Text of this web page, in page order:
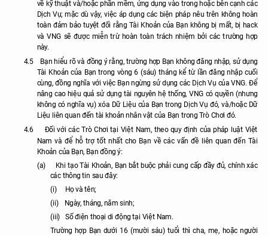
về kỹ thuật và/hoặc phần mềm, ứng dụng vào trong hoặc bên cạnh các
Dịch Vụ; mặc dù vậy, việc áp dụng các biện pháp nêu trên không hoàn
toàn đảm bảo tuyệt đối rằng Tài Khoản của Bạn không bị mất, bị hack
và VNG sẽ được miễn trừ hoàn toàn trách nhiệm bởi các trường hợp
này.
4.5
Bạn hiểu rõ và đồng ý rằng, trường hợp Bạn không đăng nhập, sử dụng
Tài Khoản của Bạn trong vòng 6 (sáu) tháng kể từ lần đăng nhập cuối
cùng, đồng nghĩa với việc Bạn ngừng sử dụng các Dịch Vụ của VNG. Để
nâng cao hiệu quả sử dụng tài nguyên hệ thống, VNG có quyền (nhưng
không có nghĩa vụ) xóa Dữ Liệu của Bạn trong Dịch Vụ đó, và/hoặc Dữ
Liệu liên quan đến tài khoản nhân vật của Bạn trong Trò Chơi đó.
4.6
Đối với các Trò Chơi tại Việt Nam, theo quy định của pháp luật Việt
Nam và để hỗ trợ tốt nhất cho Bạn về các vấn đề liên quan đến Tài
Khoản của Bạn, Bạn đồng ý:
(a)
Khi tạo Tài Khoản, Bạn bắt buộc phải cung cấp đầy đủ, chính xác
các thông tin sau đây:
(i)
Họ và tên;
(ii)
Ngày, tháng, năm sinh;
(iii)
Số điện thoại di động tại Việt Nam.
Trường hợp Bạn dưới 16 (mười sáu) tuổi thì cha, mẹ, hoặc người